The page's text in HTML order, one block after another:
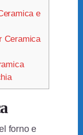
e
Ceramica
forno e